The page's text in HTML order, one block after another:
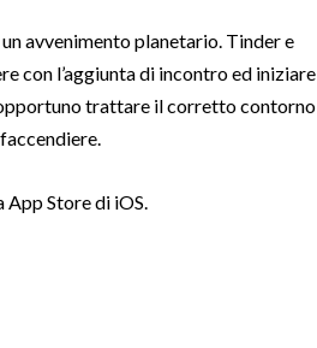
avvenimento planetario. Tinder e
con l’aggiunta di incontro ed iniziare
trattare il corretto contorno
App Store di iOS.